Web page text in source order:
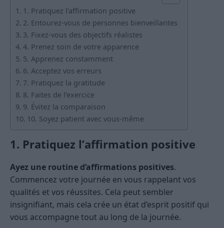
1. Pratiquez l’affirmation positive
2. Entourez-vous de personnes bienveillantes
3. Fixez-vous des objectifs réalistes
4. Prenez soin de votre apparence
5. Apprenez constamment
6. Acceptez vos erreurs
7. Pratiquez la gratitude
8. Faites de l’exercice
9. Évitez la comparaison
10. Soyez patient avec vous-même
1. Pratiquez l’affirmation positive
Ayez une routine d’affirmations positives.
Commencez votre journée en vous rappelant vos
qualités et vos réussites. Cela peut sembler
insignifiant, mais cela crée un état d’esprit positif qui
vous accompagne tout au long de la journée.